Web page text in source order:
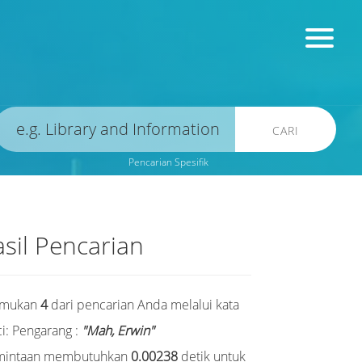
CARI
Pencarian Spesifik
Pencarian
4dari pencarian Anda melalui kata
Pengarang : "Mah, Erwin"
membutuhkan 0.00238 detik untuk